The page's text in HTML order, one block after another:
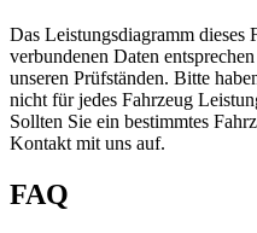
Das Leistungsdiagramm dieses
verbundenen Daten
unseren Prüfständen. Bitte
nicht für jedes Fahrzeug
Sollten Sie ein bestimmtes
Kontakt mit uns auf.
FAQ